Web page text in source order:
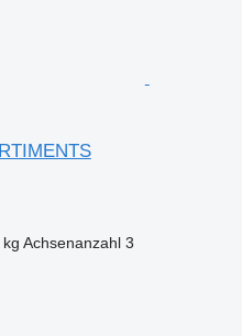
Achsenanzahl 3